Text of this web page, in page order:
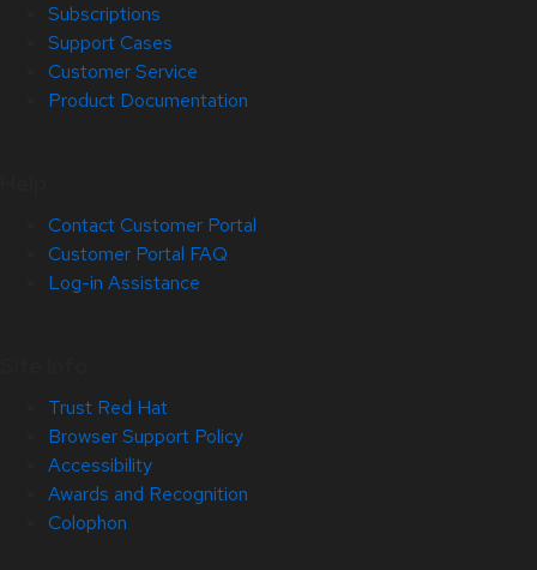
Subscriptions
Support Cases
Customer Service
Product Documentation
Contact Customer Portal
Customer Portal FAQ
Log-in Assistance
Trust Red Hat
Browser Support Policy
Accessibility
Awards and Recognition
Colophon